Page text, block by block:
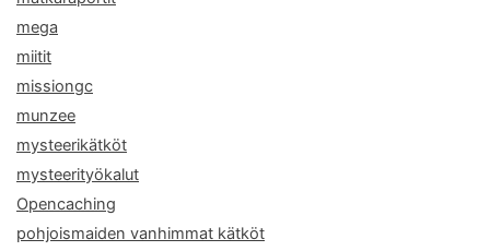
mega
miitit
missiongc
munzee
mysteerikätköt
mysteerityökalut
Opencaching
pohjoismaiden vanhimmat kätköt